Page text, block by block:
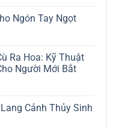
Ngón Tay Ngọt
Ra Hoa: Kỹ Thuật
Người Mới Bắt
Cảnh Thủy Sinh